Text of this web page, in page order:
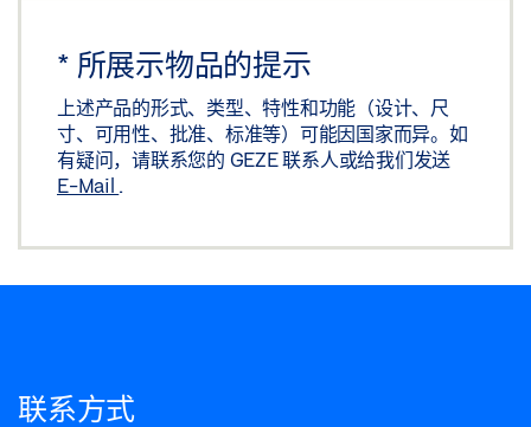
* 所展示物品的提示
上述产品的形式、类型、特性和功能（设计、尺
寸、可用性、批准、标准等）可能因国家而异。如
有疑问，请联系您的 GEZE 联系人或给我们发送
E-Mail
联系方式